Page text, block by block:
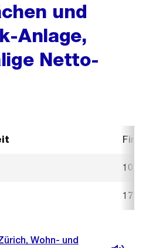
und
Anlage,
Netto-
10.
17.
Wohn- und